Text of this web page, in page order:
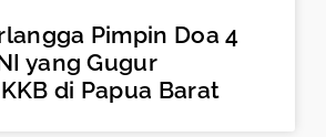
Pimpin Doa 4
yang Gugur
di Papua Barat